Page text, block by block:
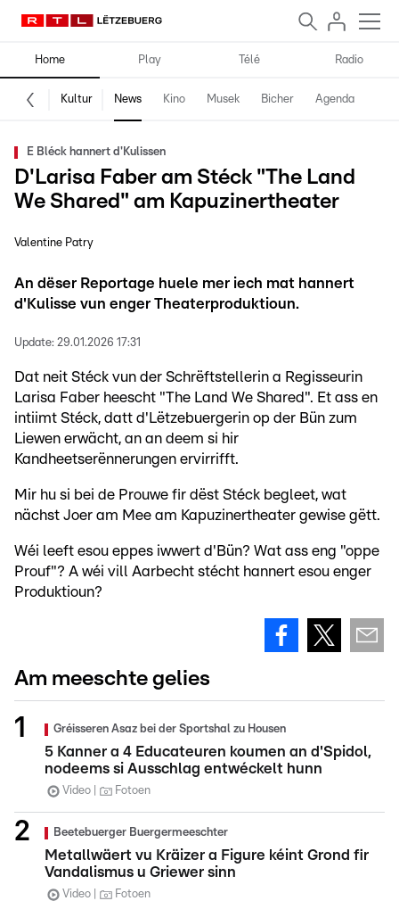
Home Play Télé Radio
Kultur News Kino Musek Bicher Agenda
E Bléck hannert d'Kulissen
D'Larisa Faber am Stéck "The Land
We Shared" am Kapuzinertheater
Valentine Patry
An dëser Reportage huele mer iech mat hannert
d'Kulisse vun enger Theaterproduktioun.
Update: 29.01.2026 17:31
Dat neit Stéck vun der Schrëftstellerin a Regisseurin
Larisa Faber heescht "The Land We Shared". Et ass en
intiimt Stéck, datt d'Lëtzebuergerin op der Bün zum
Liewen erwächt, an an deem si hir
Kandheetserënnerungen ervirrifft.
Mir hu si bei de Prouwe fir dëst Stéck begleet, wat
nächst Joer am Mee am Kapuzinertheater gewise gëtt.
Wéi leeft esou eppes iwwert d'Bün? Wat ass eng "oppe
Prouf"? A wéi vill Aarbecht stécht hannert esou enger
Produktioun?
Am meeschte gelies
Gréisseren Asaz bei der Sportshal zu Housen
5 Kanner a 4 Educateuren koumen an d'Spidol,
nodeems si Ausschlag entwéckelt hunn
Video Fotoen
Beetebuerger Buergermeeschter
Metallwäert vu Kräizer a Figure kéint Grond fir
Vandalismus u Griewer sinn
Video Fotoen